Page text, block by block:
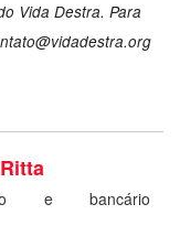
Vida Destra. Para
e bancário